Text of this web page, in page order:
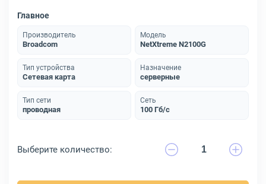
Главное
Производитель
Broadcom
Модель
NetXtreme N2100G
Тип устройства
Сетевая карта
Назначение
серверные
Тип сети
проводная
Сеть
100 Гб/с
Выберите количество: